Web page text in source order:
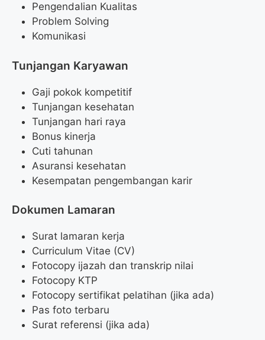
Pengendalian Kualitas
Problem Solving
Komunikasi
Tunjangan Karyawan
Gaji pokok kompetitif
Tunjangan kesehatan
Tunjangan hari raya
Bonus kinerja
Cuti tahunan
Asuransi kesehatan
Kesempatan pengembangan karir
Dokumen Lamaran
Surat lamaran kerja
Curriculum Vitae (CV)
Fotocopy ijazah dan transkrip nilai
Fotocopy KTP
Fotocopy sertifikat pelatihan (jika ada)
Pas foto terbaru
Surat referensi (jika ada)